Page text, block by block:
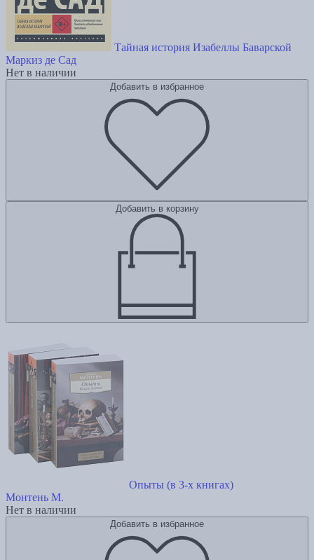
Тайная история Изабеллы Баварской
Маркиз де Сад
Нет в наличии
Добавить в избранное
Добавить в корзину
Опыты (в 3-х книгах)
Монтень М.
Нет в наличии
Добавить в избранное